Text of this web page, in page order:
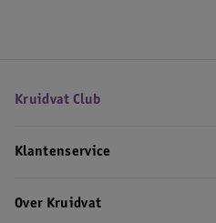
Kruidvat Club
Klantenservice
Over Kruidvat